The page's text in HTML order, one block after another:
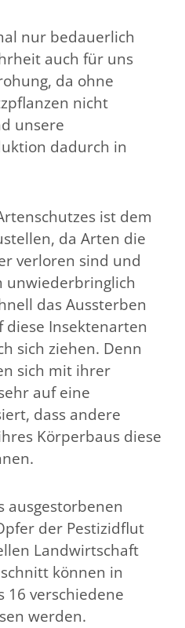
nur bedauerlich
auch für uns
da ohne
nicht
unsere
dadurch in
ist dem
da Arten die
verloren sind und
unwiederbringlich
das Aussterben
diese Insektenarten
sich ziehen. Denn
sich mit ihrer
auf eine
dass andere
Körperbaus diese
ausgestorbenen
der Pestizidflut
Landwirtschaft
können in
16 verschiedene
werden.